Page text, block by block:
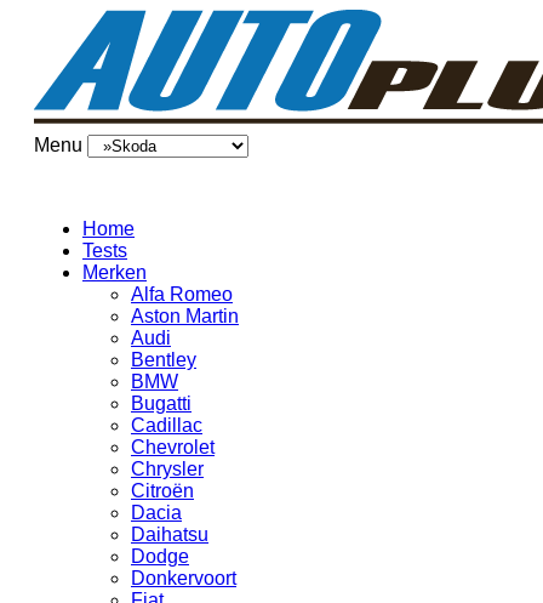
Menu
Home
Tests
Merken
Alfa Romeo
Aston Martin
Audi
Bentley
BMW
Bugatti
Cadillac
Chevrolet
Chrysler
Citroën
Dacia
Daihatsu
Dodge
Donkervoort